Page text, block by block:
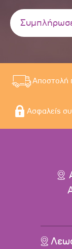
Αποστολή
Ασφαλείς